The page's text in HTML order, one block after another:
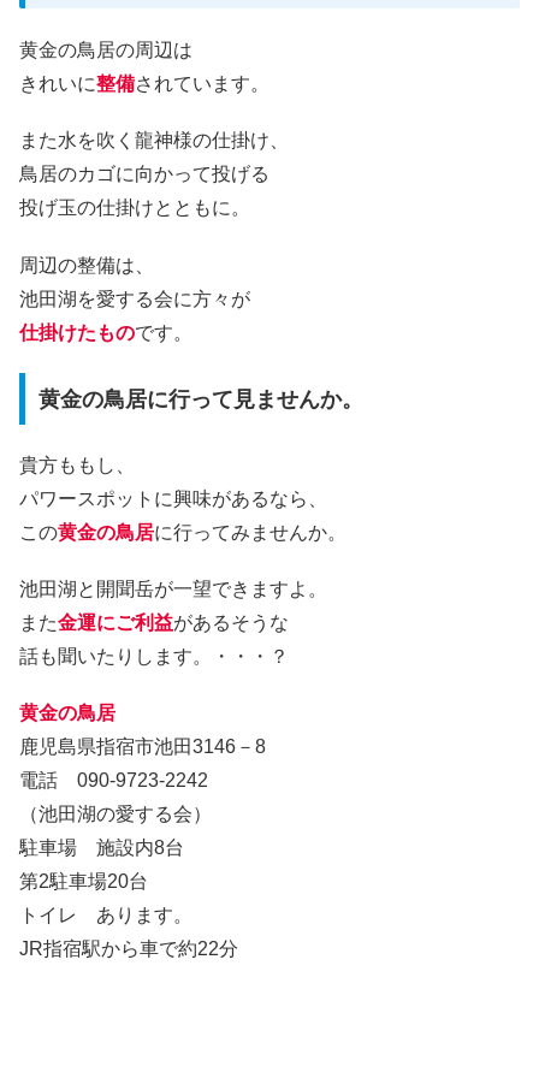
黄金の鳥居の周辺は
きれいに整備されています。
また水を吹く龍神様の仕掛け、
鳥居のカゴに向かって投げる
投げ玉の仕掛けとともに。
周辺の整備は、
池田湖を愛する会に方々が
仕掛けたものです。
黄金の鳥居に行って見ませんか。
貴方ももし、
パワースポットに興味があるなら、
この黄金の鳥居に行ってみませんか。
池田湖と開聞岳が一望できますよ。
また金運にご利益があるそうな
話も聞いたりします。・・・？
黄金の鳥居
鹿児島県指宿市池田3146－8
電話 090-9723-2242
（池田湖の愛する会）
駐車場 施設内8台
第2駐車場20台
トイレ あります。
JR指宿駅から車で約22分